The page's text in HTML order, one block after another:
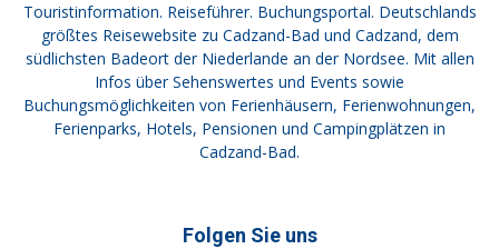
Touristinformation. Reiseführer. Buchungsportal. Deutschlands
größtes Reisewebsite zu Cadzand-Bad und Cadzand, dem
südlichsten Badeort der Niederlande an der Nordsee. Mit allen
Infos über Sehenswertes und Events sowie
Buchungsmöglichkeiten von Ferienhäusern, Ferienwohnungen,
Ferienparks, Hotels, Pensionen und Campingplätzen in
Cadzand-Bad.
Folgen Sie uns